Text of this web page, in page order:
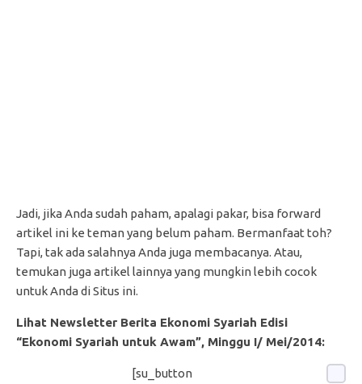
Jadi, jika Anda sudah paham, apalagi pakar, bisa forward
artikel ini ke teman yang belum paham. Bermanfaat toh?
Tapi, tak ada salahnya Anda juga membacanya. Atau,
temukan juga artikel lainnya yang mungkin lebih cocok
untuk Anda di Situs ini.
Lihat Newsletter Berita Ekonomi Syariah Edisi
“Ekonomi Syariah untuk Awam”, Minggu I/ Mei/2014:
[su_button